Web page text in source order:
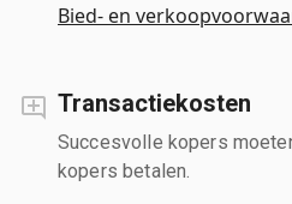
Bied- en
Transactiekosten
Succesvolle kopers
kopers betalen.